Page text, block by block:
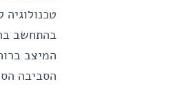
בהתחשב
המיצב
הסביבה